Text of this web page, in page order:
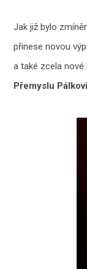
Jak již bylo
přinese novou
a také zcela nové
Přemyslu